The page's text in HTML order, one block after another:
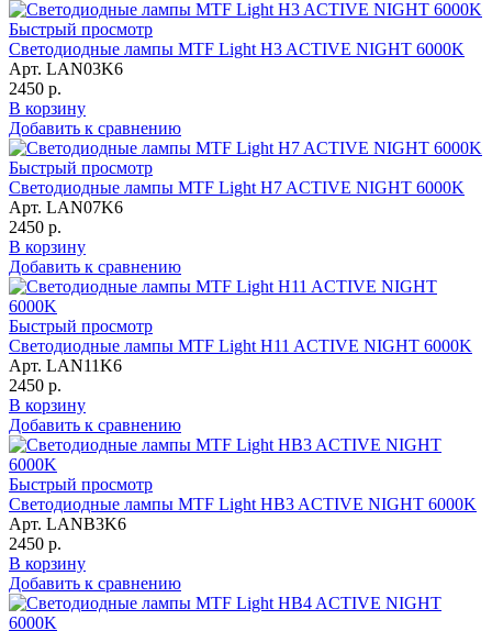
Быстрый просмотр
Светодиодные лампы MTF Light H3 ACTIVE NIGHT 6000K
Арт. LAN03K6
2450 р.
В корзину
Добавить к сравнению
Быстрый просмотр
Светодиодные лампы MTF Light H7 ACTIVE NIGHT 6000K
Арт. LAN07K6
2450 р.
В корзину
Добавить к сравнению
Быстрый просмотр
Светодиодные лампы MTF Light H11 ACTIVE NIGHT 6000K
Арт. LAN11K6
2450 р.
В корзину
Добавить к сравнению
Быстрый просмотр
Светодиодные лампы MTF Light HB3 ACTIVE NIGHT 6000K
Арт. LANB3K6
2450 р.
В корзину
Добавить к сравнению